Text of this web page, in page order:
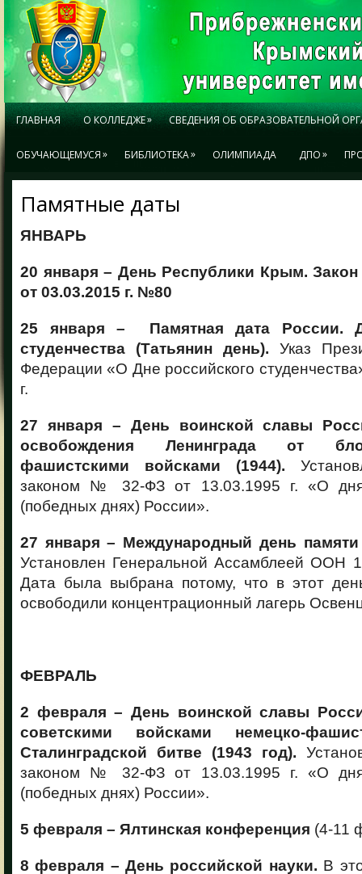
ГЛАВНАЯ О КОЛЛЕДЖЕ» СВЕДЕНИЯ ОБ ОБРАЗОВАТЕЛЬНОЙ
ОБУЧАЮЩЕМУСЯ» БИБЛИОТЕКА» ОЛИМПИАДА ДПО»
Памятные даты
ЯНВАРЬ
20 января – День Республики Крым.
от 03.03.2015 г. №80
25 января – Памятная дата России.
студенчества (Татьянин день). Указ
Федерации «О Дне российского
г.
27 января – День воинской славы
освобождения Ленинграда от
фашистскими войсками (1944).
законом № 32-ФЗ от 13.03.1995 г. «О
(победных днях) России».
27 января – Международный день памяти
Установлен Генеральной Ассамблеей ООН
Дата была выбрана потому, что в этот
освободили концентрационный лагерь
ФЕВРАЛЬ
2 февраля – День воинской славы
советскими войсками немецко-
Сталинградской битве (1943 год).
законом № 32-ФЗ от 13.03.1995 г. «О
(победных днях) России».
5 февраля – Ялтинская конференция (4-11
8 февраля – День российской науки. В